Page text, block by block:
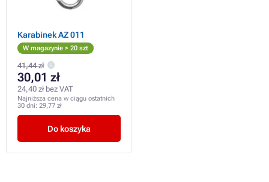
Karabinek AZ 011
W magazynie > 20 szt
41,44 zł
30,01 zł
24,40 zł bez VAT
Najniższa cena w ciągu ostatnich
30 dni: 29,77 zł
Do koszyka